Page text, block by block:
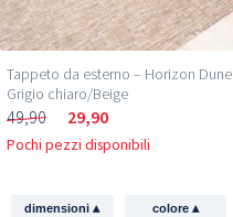
Tappeto da esterno – Horizon Dune
Grigio chiaro/Beige
49,90 29,90
Pochi pezzi disponibili
dimensioni▴ colore ▴